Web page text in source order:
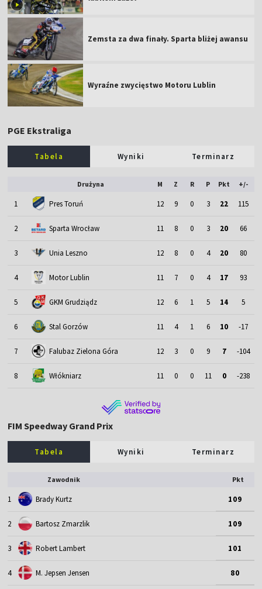
Zemsta za dwa finały. Sparta bliżej awansu
Wyraźne zwycięstwo Motoru Lublin
PGE Ekstraliga
Tabela Wyniki Terminarz
Drużyna M Z R P Pkt +/-
1 Pres Toruń 12 9 0 3 22 115
2 Sparta Wrocław 11 8 0 3 20 66
3 Unia Leszno 12 8 0 4 20 80
4 Motor Lublin 11 7 0 4 17 93
5 GKM Grudziądz 12 6 1 5 14 5
6 Stal Gorzów 11 4 1 6 10 -17
7 Falubaz Zielona Góra 12 3 0 9 7 -104
8 Włókniarz 11 0 0 11 0 -238
FIM Speedway Grand Prix
Tabela Wyniki Terminarz
Zawodnik Pkt
1 Brady Kurtz 109
2 Bartosz Zmarzlik 109
3 Robert Lambert 101
4 M. Jepsen Jensen 80